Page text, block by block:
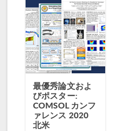
最優秀論文およ
びポスター:
COMSOL カンフ
ァレンス 2020
北米